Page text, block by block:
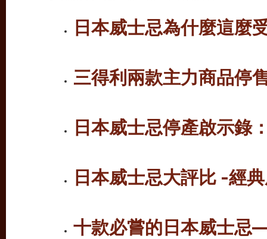
日本威士忌為什麼這麼
三得利兩款主力商品停
日本威士忌停產啟示錄
日本威士忌大評比 -經
十款必嘗的日本威士